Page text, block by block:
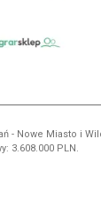
Nowe Miasto i
3.608.000 PLN.